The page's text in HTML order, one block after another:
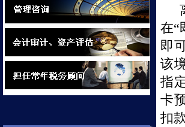
在“
即
该
指
卡
扣